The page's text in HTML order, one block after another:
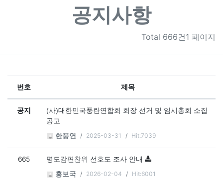
공지사항
Total 666건1 페이지
번호 제목
공지
(사)대한민국풍란연합회 회장 선거 및 임시총회 소집
공고
한풍연
2025-03-31 Hit:7039
665
명도감편찬위 선호도 조사 안내
홍보국
2026-02-04 Hit:6001